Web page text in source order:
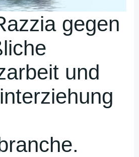
gegen
und